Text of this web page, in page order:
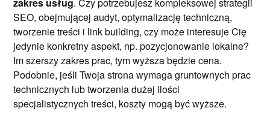
SEO, obejmującej audyt, optymalizację techniczną,
tworzenie treści i link building, czy może interesuje Cię
jedynie konkretny aspekt, np. pozycjonowanie lokalne?
Im szerszy zakres prac, tym wyższa będzie cena.
Podobnie, jeśli Twoja strona wymaga gruntownych prac
technicznych lub tworzenia dużej ilości
specjalistycznych treści, koszty mogą być wyższe.